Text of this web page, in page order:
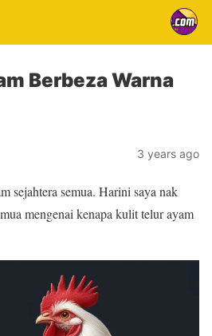
Berbeza Warna
3 years ago
sejahtera semua. Harini saya nak
mengenai kenapa kulit telur ayam